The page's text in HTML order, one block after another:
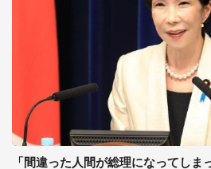
「間違った人間が総理になってし